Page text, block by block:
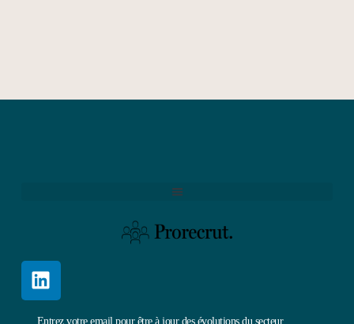
Entrez votre email pour être à jour des évolutions du secteur